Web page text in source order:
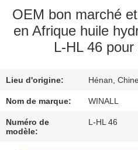
VISITE
D'USINE
DE
LA
QUALITÉ
OEM bon marché
en Afrique huile
L-HL 46
Lieu d'origine: Hénan,
Nom de marque: WINALL
Numéro de
modèle:
L-HL 46